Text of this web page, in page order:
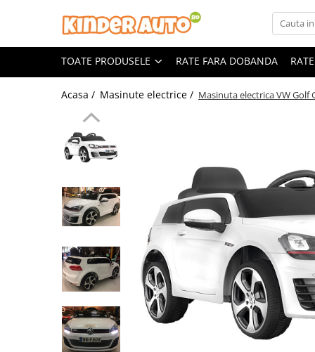
Toate Produsele
Produse in stoc
Masinute electrice
Motociclete electrice
ATV & UTV Electrice
Vehicule electrice adulti
Vehicule speciale copii
Motociclete Drift-Trike
Masinute electrice Mercedes
Masinute electrice tip SUV
Jucarii RC cu telecomanda
TOATE PRODUSELE RATE FARA DOBANDA
Acasa / Masinute electrice / Masinuta electrica VW Golf